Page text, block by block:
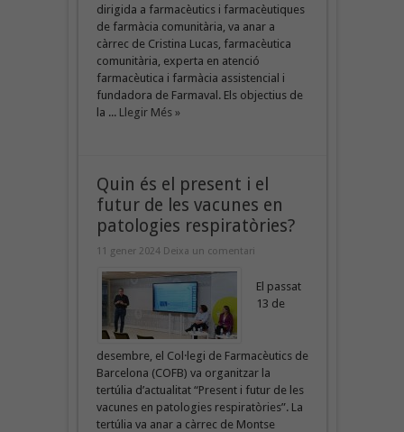
dirigida a farmacèutics i farmacèutiques
de farmàcia comunitària, va anar a
càrrec de Cristina Lucas, farmacèutica
comunitària, experta en atenció
farmacèutica i farmàcia assistencial i
fundadora de Farmaval. Els objectius de
la ... Llegir Més »
Quin és el present i el
futur de les vacunes en
patologies respiratòries?
11 gener 2024 Deixa un comentari
El passat
13 de
desembre, el Col·legi de Farmacèutics de
Barcelona (COFB) va organitzar la
tertúlia d’actualitat “Present i futur de les
vacunes en patologies respiratòries”. La
tertúlia va anar a càrrec de Montse